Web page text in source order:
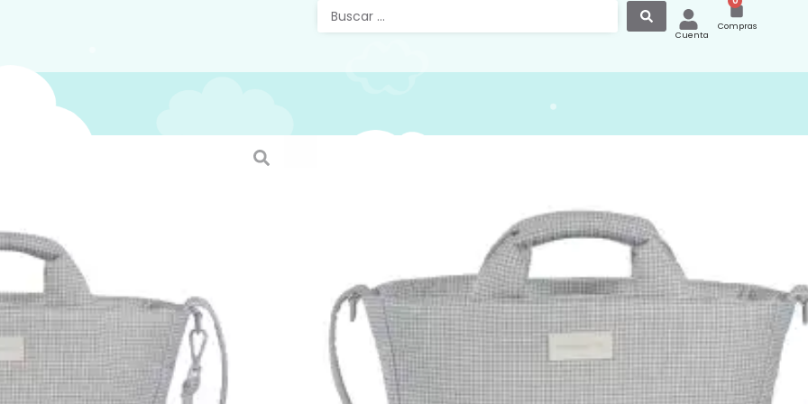
Cuenta
Compras
La bolsa para carrito de bebé o el bolso para
silla de paseo Little Bloom Vichy gris de Pasito a
pasito es un modelo único, elaborado en loneta
de algodón 100% con un delicado estampado
de cuadros. Su tratamiento water resistant la
hace resistente al agua, garantizando
protección y durabilidad en el día a día. Es un
diseño muy elegante y práctico que ofrece gran
capacidad para que puedas llevar de todo.
Viene acondicionado con doble asa, una larga
para colgar en el hombro y unas cortas de